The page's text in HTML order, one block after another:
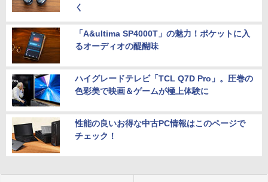
く
「A&ultima SP4000T」の魅力！ポケットに入
るオーディオの醍醐味
ハイグレードテレビ「TCL Q7D Pro」。圧巻の
色彩美で映画＆ゲームが極上体験に
性能の良いお得な中古PC情報はこのページで
チェック！